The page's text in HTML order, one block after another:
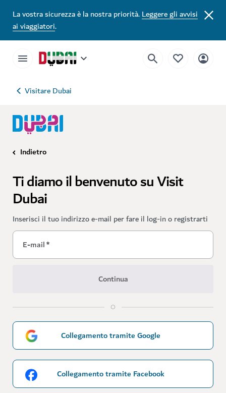
La vostra sicurezza è la nostra priorità.Leggere gli avvisi
ai viaggiatori.
Visitare Dubai
Indietro
Ti diamo il benvenuto su Visit
Dubai
Inserisci il tuo indirizzo e-mail per fare il log-in o registrarti
E-mail*
Continua
O
Collegamento tramite Google
Collegamento tramite Facebook